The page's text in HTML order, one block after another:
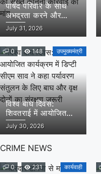
पार्षद परिवार के साथ
अभद्रता करने और
धमकी देने का आरोप!
कांग्रेस प्रतिनिधिमंडल ने
कानूनी कार्रवाई की मांग
July 31, 2026
0 148 उपमुख्यमंत्री
विश्व बाघ दिवस:
शिवतराई में आयोजित
कार्यक्रम में डिप्टी सीएम
साव ने कहा पर्यावरण
वृक्ष दोनों का संरक्षण
July 30, 2026
CRIME NEWS
0 231 कार्यवाही